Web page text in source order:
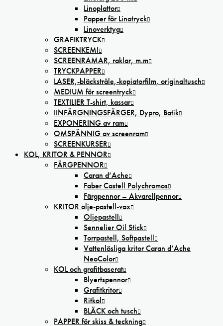
Linoplattor
Papper för Linotryck
Linoverktyg
GRAFIKTRYCK
SCREENKEMI
SCREENRAMAR, raklar, m.m
TRYCKPAPPER
LASER,-bläckstråle,-kopiatorfilm, oríginaltusch
MEDIUM för screentryck
TEXTILIER T-shirt, kassar
IINFÄRGNINGSFÄRGER, Dypro, Batik
EXPONERING av ram
OMSPÄNNIG av screenram
SCREENKURSER
KOL, KRITOR & PENNOR
FÄRGPENNOR
Caran d’Ache
Faber Castell Polychromos
Färgpennor – Akvarellpennor
KRITOR olje-pastell-vax
Oljepastell
Sennelier Oil Stick
Torrpastell, Softpastell
Vattenlösliga kritor Caran d’Ache
NeoColor
KOL och grafitbaserat
Blyertspennor
Grafitkritor
Ritkol
BLÄCK och tusch
PAPPER för skiss & teckning